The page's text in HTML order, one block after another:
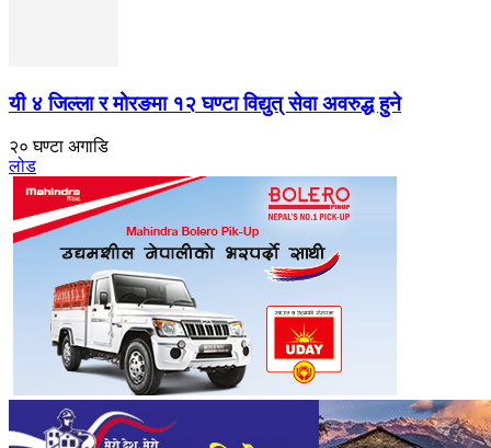
यी ४ जिल्ला र मोरङमा १२ घण्टा विद्युत् सेवा अवरुद्ध हुने
२० घण्टा अगाडि
लोड